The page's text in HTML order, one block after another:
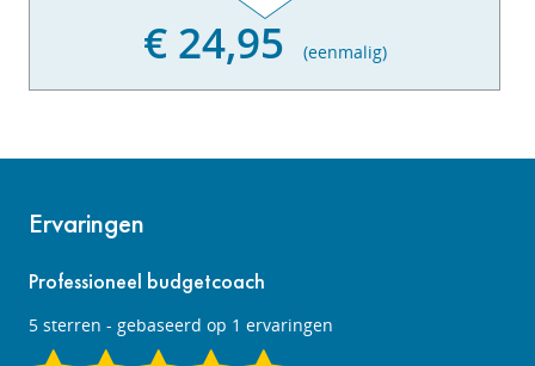
€ 24,95 (eenmalig)
Ervaringen
Professioneel budgetcoach
5 sterren - gebaseerd op 1 ervaringen